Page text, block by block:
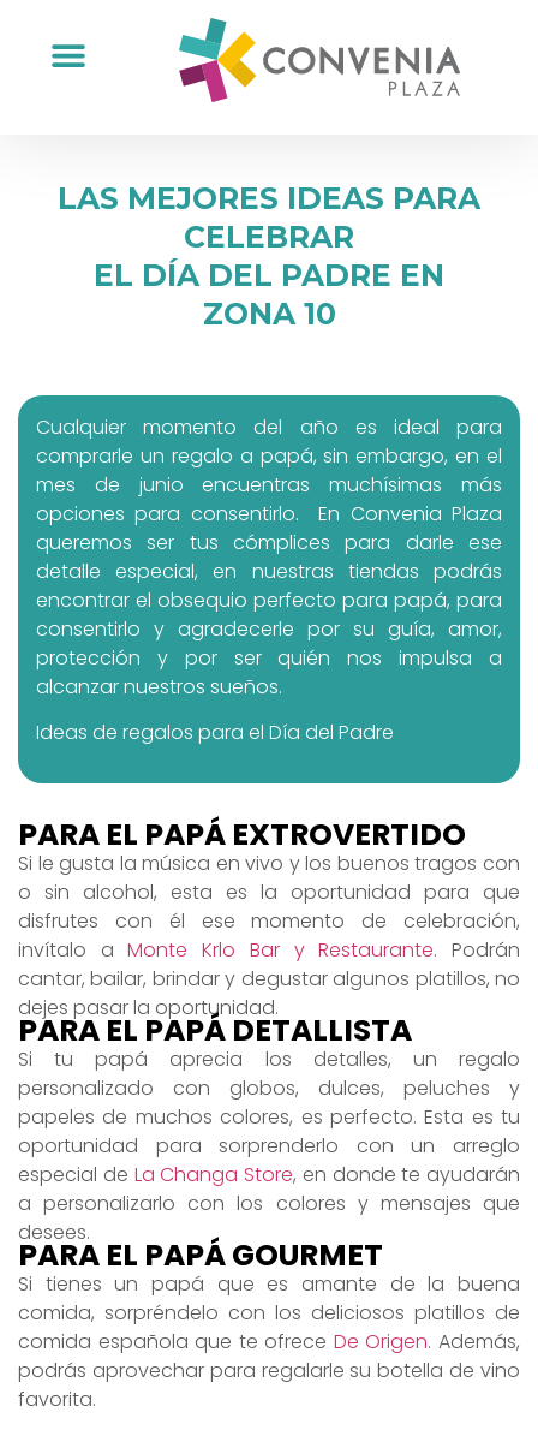
LAS MEJORES IDEAS PARA
CELEBRAR
EL DÍA DEL PADRE EN
ZONA 10
Cualquier momento del año es ideal para
comprarle un regalo a papá, sin embargo, en el
mes de junio encuentras muchísimas más
opciones para consentirlo. En Convenia Plaza
queremos ser tus cómplices para darle ese
detalle especial, en nuestras tiendas podrás
encontrar el obsequio perfecto para papá, para
consentirlo y agradecerle por su guía, amor,
protección y por ser quién nos impulsa a
alcanzar nuestros sueños.
Ideas de regalos para el Día del Padre
PARA EL PAPÁ EXTROVERTIDO
Si le gusta la música en vivo y los buenos tragos con
o sin alcohol, esta es la oportunidad para que
disfrutes con él ese momento de celebración,
invítalo aMonte Krlo Bar y Restaurante. Podrán
cantar, bailar, brindar y degustar algunos platillos, no
dejes pasar la oportunidad.
PARA EL PAPÁ DETALLISTA
Si tu papá aprecia los detalles, un regalo
personalizado con globos, dulces, peluches y
papeles de muchos colores, es perfecto. Esta es tu
oportunidad para sorprenderlo con un arreglo
especial de La Changa Store, en donde te ayudarán
a personalizarlo con los colores y mensajes que
desees.
PARA EL PAPÁ GOURMET
Si tienes un papá que es amante de la buena
comida, sorpréndelo con los deliciosos platillos de
comida española que te ofrece De Origen. Además,
podrás aprovechar para regalarle su botella de vino
favorita.